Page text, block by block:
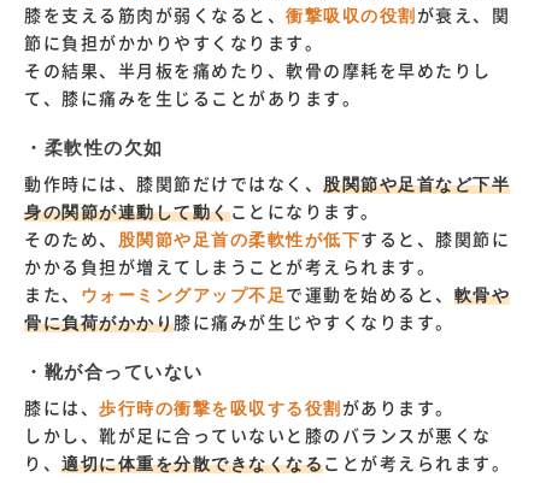
膝を支える筋肉が弱くなると、 衝撃吸収の役割 が衰え、関
節に負担がかかりやすくなります。
その結果、半月板を痛めたり、軟骨の摩耗を早めたりし
て、膝に痛みを生じることがあります。
・柔軟性の欠如
動作時には、膝関節だけではなく、 股関節や足首など下半
身の関節が連動して動くことになります。
そのため、
股関節や足首の柔軟性が低下すると、膝関節に
かかる負担が増えてしまうことが考えられます。
また、
ウォーミングアップ不足 で運動を始めると、 軟骨や
骨に負荷がかかり膝に痛みが生じやすくなります。
・靴が合っていない
膝には、 歩行時の衝撃を吸収する役割 があります。
しかし、靴が足に合っていないと膝のバランスが悪くな
り、 適切に体重を分散できなくなることが考えられます。